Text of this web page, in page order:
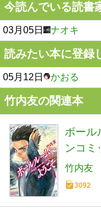
今読んでいる読書
03月05日 ナオキ
読みたい本に登録
05月12日 かおる
竹内友の関連本
ボール
ンコミ
竹内友
3092